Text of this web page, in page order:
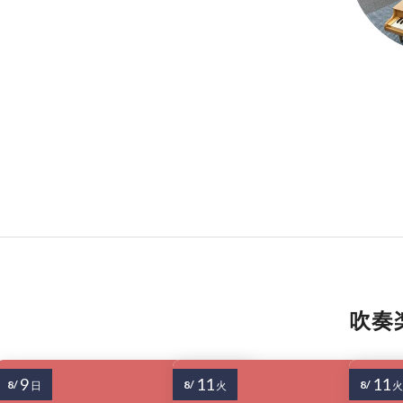
吹奏
8/ 9 日 8/ 11 火 8/ 11 火